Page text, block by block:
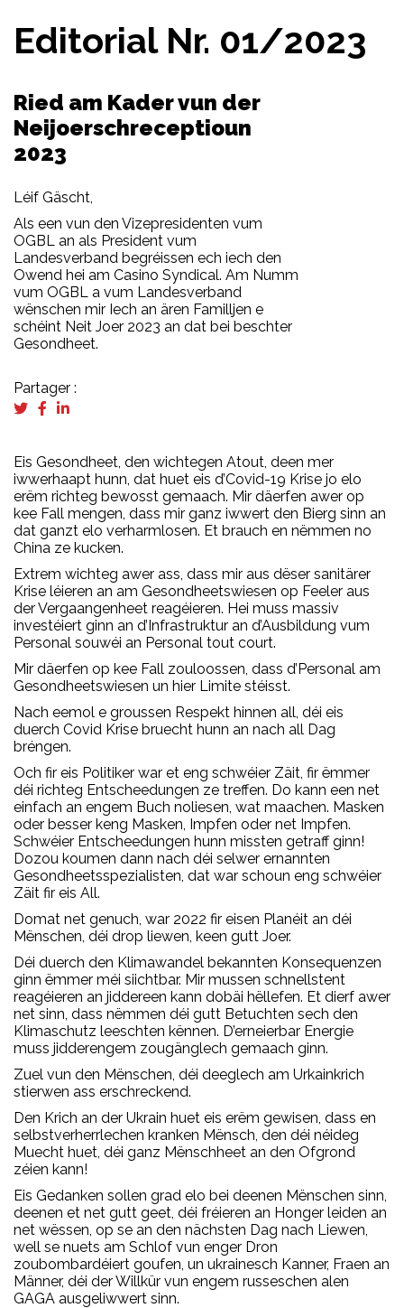
Editorial Nr. 01/2023
Ried am Kader vun der
Neijoerschreceptioun
2023
Léif Gäscht,
Als een vun den Vizepresidenten vum
OGBL an als President vum
Landesverband begréissen ech iech den
Owend hei am Casino Syndical. Am Numm
vum OGBL a vum Landesverband
wënschen mir Iech an ären Familljen e
schéint Neit Joer 2023 an dat bei beschter
Gesondheet.
Partager :
Eis Gesondheet, den wichtegen Atout, deen mer
iwwerhaapt hunn, dat huet eis d’Covid-19 Krise jo elo
erëm richteg bewosst gemaach. Mir däerfen awer op
kee Fall mengen, dass mir ganz iwwert den Bierg sinn an
dat ganzt elo verharmlosen. Et brauch en nëmmen no
China ze kucken.
Extrem wichteg awer ass, dass mir aus dëser sanitärer
Krise léieren an am Gesondheetswiesen op Feeler aus
der Vergaangenheet reagéieren. Hei muss massiv
investéiert ginn an d’Infrastruktur an d’Ausbildung vum
Personal souwéi an Personal tout court.
Mir däerfen op kee Fall zouloossen, dass d’Personal am
Gesondheetswiesen un hier Limite stéisst.
Nach eemol e groussen Respekt hinnen all, déi eis
duerch Covid Krise bruecht hunn an nach all Dag
bréngen.
Och fir eis Politiker war et eng schwéier Zäit, fir ëmmer
déi richteg Entscheedungen ze treffen. Do kann een net
einfach an engem Buch noliesen, wat maachen. Masken
oder besser keng Masken, Impfen oder net Impfen.
Schwéier Entscheedungen hunn missten getraff ginn!
Dozou koumen dann nach déi selwer ernannten
Gesondheetsspezialisten, dat war schoun eng schwéier
Zäit fir eis All.
Domat net genuch, war 2022 fir eisen Planéit an déi
Mënschen, déi drop liewen, keen gutt Joer.
Déi duerch den Klimawandel bekannten Konsequenzen
ginn ëmmer méi siichtbar. Mir mussen schnellstent
reagéieren an jiddereen kann dobäi hëllefen. Et dierf awer
net sinn, dass nëmmen déi gutt Betuchten sech den
Klimaschutz leeschten kënnen. D’erneierbar Energie
muss jidderengem zougänglech gemaach ginn.
Zuel vun den Mënschen, déi deeglech am Urkainkrich
stierwen ass erschreckend.
Den Krich an der Ukrain huet eis erëm gewisen, dass en
selbstverherrlechen kranken Mënsch, den déi néideg
Muecht huet, déi ganz Mënschheet an den Ofgrond
zéien kann!
Eis Gedanken sollen grad elo bei deenen Mënschen sinn,
deenen et net gutt geet, déi fréieren an Honger leiden an
net wëssen, op se an den nächsten Dag nach Liewen,
well se nuets am Schlof vun enger Dron
zoubombardéiert goufen, un ukrainesch Kanner, Fraen an
Männer, déi der Willkür vun engem russeschen alen
GAGA ausgeliwwert sinn.